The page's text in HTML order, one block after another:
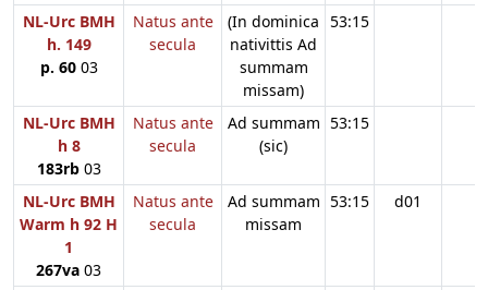
NL-Urc BMH
h. 149
p. 6003
Natus ante
secula
(In dominica
nativittis Ad
summam
missam)
53:15
NL-Urc BMH
h 8
183rb03
Natus ante
secula
Ad summam
(sic)
53:15
NL-Urc BMH
Warm h 92 H
1
267va 03
Natus ante
secula
Ad summam
missam
53:15 d01